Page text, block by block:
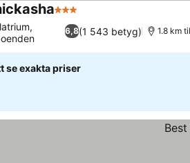
3 Stjärnor
6,8(1 543 betyg) 1.8 km
se exakta priser